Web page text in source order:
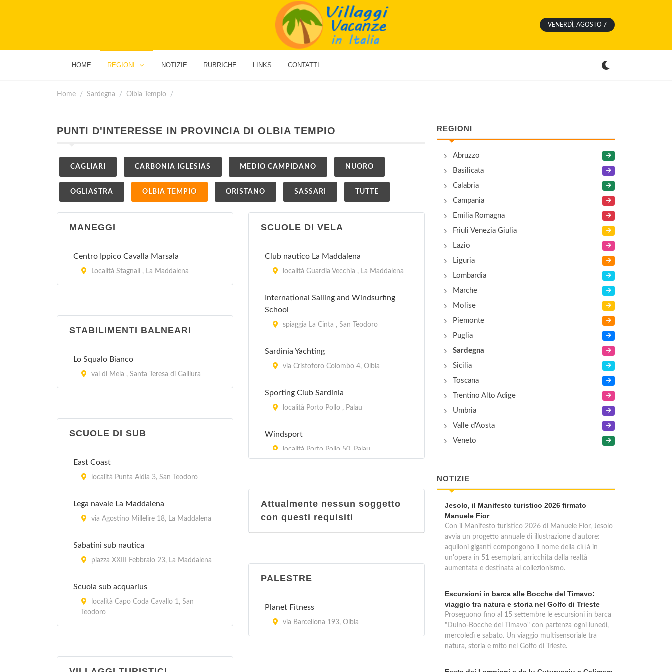
VENERDÌ, AGOSTO 7
HOME REGIONI NOTIZIE RUBRICHE LINKS CONTATTI
Home Sardegna Olbia Tempio
PUNTI D'INTERESSE IN PROVINCIA DI OLBIA TEMPIO
CAGLIARI CARBONIA IGLESIAS MEDIO CAMPIDANO NUORO
OGLIASTRA OLBIA TEMPIO ORISTANO SASSARI TUTTE
MANEGGI
Centro Ippico Cavalla Marsala
Località Stagnali , La Maddalena
SCUOLE DI VELA
Club nautico La Maddalena
località Guardia Vecchia , La Maddalena
International Sailing and Windsurfing
School
spiaggia La Cinta , San Teodoro
Sardinia Yachting
via Cristoforo Colombo 4, Olbia
Sporting Club Sardinia
località Porto Pollo , Palau
Windsport
località Porto Pollo 50, Palau
località Poltu Quatu , Arzachena
STABILIMENTI BALNEARI
Lo Squalo Bianco
val di Mela , Santa Teresa di Galllura
SCUOLE DI SUB
East Coast
località Punta Aldia 3, San Teodoro
Lega navale La Maddalena
via Agostino Millelire 18, La Maddalena
Sabatini sub nautica
piazza XXIII Febbraio 23, La Maddalena
Scuola sub acquarius
località Capo Coda Cavallo 1, San
Teodoro
Attualmente nessun soggetto
con questi requisiti
PALESTRE
Planet Fitness
via Barcellona 193, Olbia
REGIONI
Abruzzo
Basilicata
Calabria
Campania
Emilia Romagna
Friuli Venezia Giulia
Lazio
Liguria
Lombardia
Marche
Molise
Piemonte
Puglia
Sardegna
Sicilia
Toscana
Trentino Alto Adige
Umbria
Valle d'Aosta
Veneto
NOTIZIE
Jesolo, il Manifesto turistico 2026 firmato
Manuele Fior
Con il Manifesto turistico 2026 di Manuele Fior, Jesolo
avvia un progetto annuale di illustrazione d'autore:
aquiloni giganti compongono il nome della città in
un'opera in 51 esemplari, arricchita dalla realtà
aumentata e destinata al collezionismo.
Escursioni in barca alle Bocche del Timavo:
viaggio tra natura e storia nel Golfo di Trieste
Proseguono fino al 15 settembre le escursioni in barca
"Duino-Bocche del Timavo" con partenza ogni lunedì,
mercoledì e sabato. Un viaggio multisensoriale tra
natura, storia e mito nel Golfo di Trieste.